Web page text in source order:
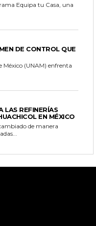
Equipa tu Casa, una
DE CONTROL QUE
México (UNAM) enfrenta
LAS REFINERÍAS
EN MÉXICO
de manera